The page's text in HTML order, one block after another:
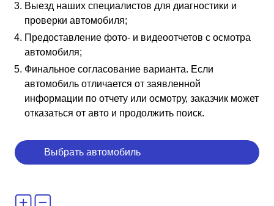
Выезд наших специалистов для диагностики и
проверки автомобиля;
Предоставление фото- и видеоотчетов с осмотра
автомобиля;
Финальное согласование варианта. Если
автомобиль отличается от заявленной
информации по отчету или осмотру, заказчик может
отказаться от авто и продолжить поиск.
Выбрать автомобиль